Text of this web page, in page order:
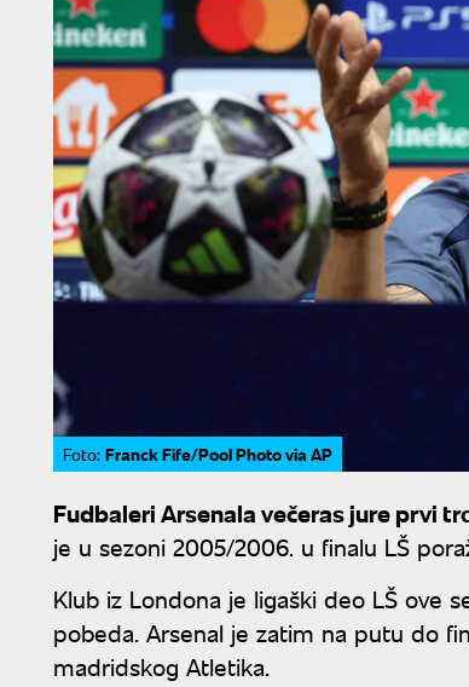
Foto: Franck Fife/Pool Photo via AP
Fudbaleri Arsenala večeras jure prvi
je u sezoni 2005/2006. u finalu LŠ
Klub iz Londona je ligaški deo LŠ ove
pobeda. Arsenal je zatim na putu do
madridskog Atletika.